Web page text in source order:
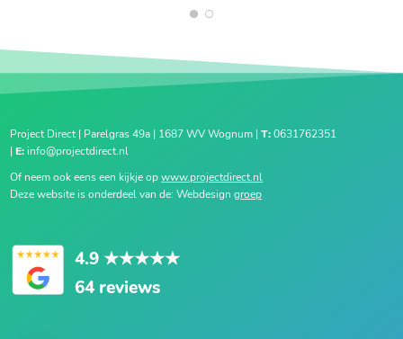
1 2
Project Direct | Parelgras 49a | 1687 WV Wognum |T:0631762351
| E: info@projectdirect.nl
Of neem ook eens een kijkje opwww.projectdirect.nl
Deze website is onderdeel van de: Webdesigngroep
4.9 ★★★★★
64 reviews